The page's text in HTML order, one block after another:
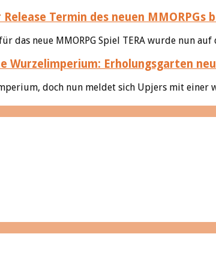
Release Termin des neuen MMORPGs
das neue MMORPG Spiel TERA wurde nun auf
Wurzelimperium: Erholungsgarten
doch nun meldet sich Upjers mit einer